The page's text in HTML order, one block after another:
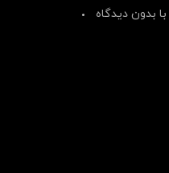
با بدون دیدگاه